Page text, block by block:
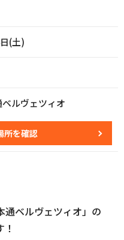
(土)
ルヴェツィオ
所を確認
通ベルヴェツィオ」の